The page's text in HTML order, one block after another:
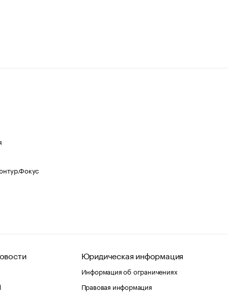
Юридическая информация
Информация об ограничениях
Правовая информация